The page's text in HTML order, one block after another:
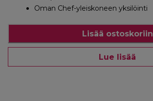
Oman Chef-yleiskoneen yksilöinti
Lisää ostoskoriin
Lue lisää